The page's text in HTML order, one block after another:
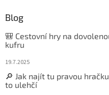
Blog
🎒 Cestovní hry na
kufru
19.7.2025
🔎 Jak najít tu pravou
to ulehčí